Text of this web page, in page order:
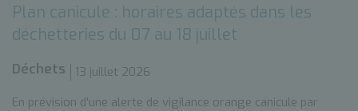
Plan canicule : horaires adaptés dans les
déchetteries du 07 au 18 juillet
Déchets
13 juillet 2026
En prévision d'une alerte de vigilance orange canicule par